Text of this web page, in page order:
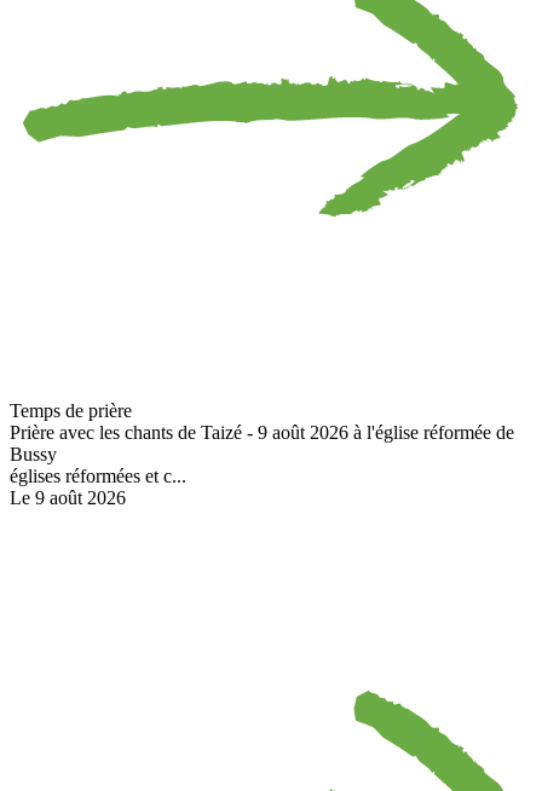
Temps de prière
Prière avec les chants de Taizé - 9 août 2026 à l'église réformée de
Bussy
églises réformées et c...
Le 9 août 2026